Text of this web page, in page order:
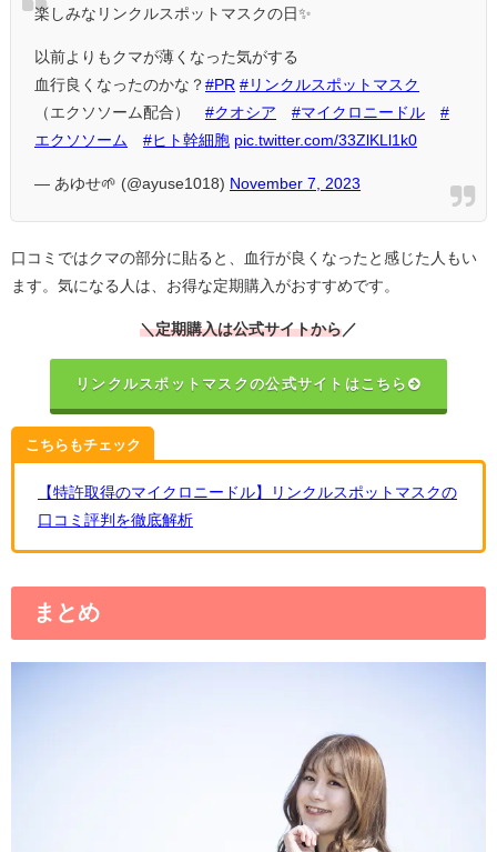
楽しみなリンクルスポットマスクの日✨
以前よりもクマが薄くなった気がする
血行良くなったのかな？ #PR #リンクルスポットマスク
（エクソソーム配合） #クオシア #マイクロニードル
#
エクソソーム
#ヒト幹細胞 pic.twitter.com/33ZlKLl1k0
— あゆせ🌱 (@ayuse1018) November 7, 2023
口コミではクマの部分に貼ると、血行が良くなったと感じた人もい
ます。気になる人は、お得な定期購入がおすすめです。
＼定期購入は公式サイトから ／
リンクルスポットマスクの公式サイトはこちら
こちらもチェック
【特許取得のマイクロニードル】リンクルスポットマスクの
口コミ評判を徹底解析
まとめ